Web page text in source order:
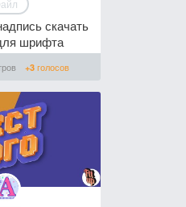
скачать
шрифта
+3голосов